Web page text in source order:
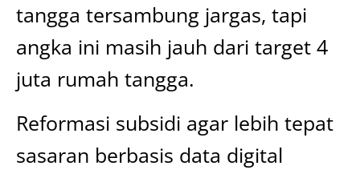
tangga tersambung jargas, tapi
angka ini masih jauh dari target 4
juta rumah tangga.
Reformasi subsidi agar lebih tepat
sasaran berbasis data digital